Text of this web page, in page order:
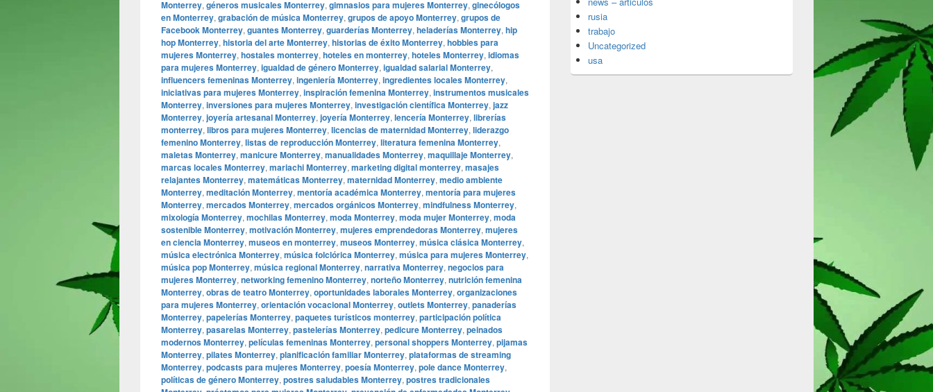
Monterrey, géneros musicales Monterrey, gimnasios para mujeres Monterrey, ginecólogos
en Monterrey, grabación de música Monterrey, grupos de apoyo Monterrey, grupos de
Facebook Monterrey, guantes Monterrey, guarderías Monterrey, heladerías Monterrey, hip
hop Monterrey, historia del arte Monterrey, historias de éxito Monterrey, hobbies para
mujeres Monterrey, hostales monterrey, hoteles en monterrey, hoteles Monterrey, idiomas
para mujeres Monterrey, igualdad de género Monterrey, igualdad salarial Monterrey,
influencers femeninas Monterrey, ingeniería Monterrey, ingredientes locales Monterrey,
iniciativas para mujeres Monterrey, inspiración femenina Monterrey, instrumentos musicales
Monterrey, inversiones para mujeres Monterrey, investigación científica Monterrey, jazz
Monterrey, joyería artesanal Monterrey, joyería Monterrey, lencería Monterrey, librerías
monterrey, libros para mujeres Monterrey, licencias de maternidad Monterrey, liderazgo
femenino Monterrey, listas de reproducción Monterrey, literatura femenina Monterrey,
maletas Monterrey, manicure Monterrey, manualidades Monterrey, maquillaje Monterrey,
marcas locales Monterrey, mariachi Monterrey, marketing digital monterrey, masajes
relajantes Monterrey, matemáticas Monterrey, maternidad Monterrey, medio ambiente
Monterrey, meditación Monterrey, mentoría académica Monterrey, mentoría para mujeres
Monterrey, mercados Monterrey, mercados orgánicos Monterrey, mindfulness Monterrey,
mixología Monterrey, mochilas Monterrey, moda Monterrey, moda mujer Monterrey, moda
sostenible Monterrey, motivación Monterrey, mujeres emprendedoras Monterrey, mujeres
en ciencia Monterrey, museos en monterrey, museos Monterrey, música clásica Monterrey,
música electrónica Monterrey, música folclórica Monterrey, música para mujeres Monterrey,
música pop Monterrey, música regional Monterrey, narrativa Monterrey, negocios para
mujeres Monterrey, networking femenino Monterrey, norteño Monterrey, nutrición femenina
Monterrey, obras de teatro Monterrey, oportunidades laborales Monterrey, organizaciones
para mujeres Monterrey, orientación vocacional Monterrey, outlets Monterrey, panaderías
Monterrey, papelerías Monterrey, paquetes turísticos monterrey, participación política
Monterrey, pasarelas Monterrey, pastelerías Monterrey, pedicure Monterrey, peinados
modernos Monterrey, películas femeninas Monterrey, personal shoppers Monterrey, pijamas
Monterrey, pilates Monterrey, planificación familiar Monterrey, plataformas de streaming
Monterrey, podcasts para mujeres Monterrey, poesía Monterrey, pole dance Monterrey,
políticas de género Monterrey, postres saludables Monterrey, postres tradicionales
rusia
trabajo
Uncategorized
usa